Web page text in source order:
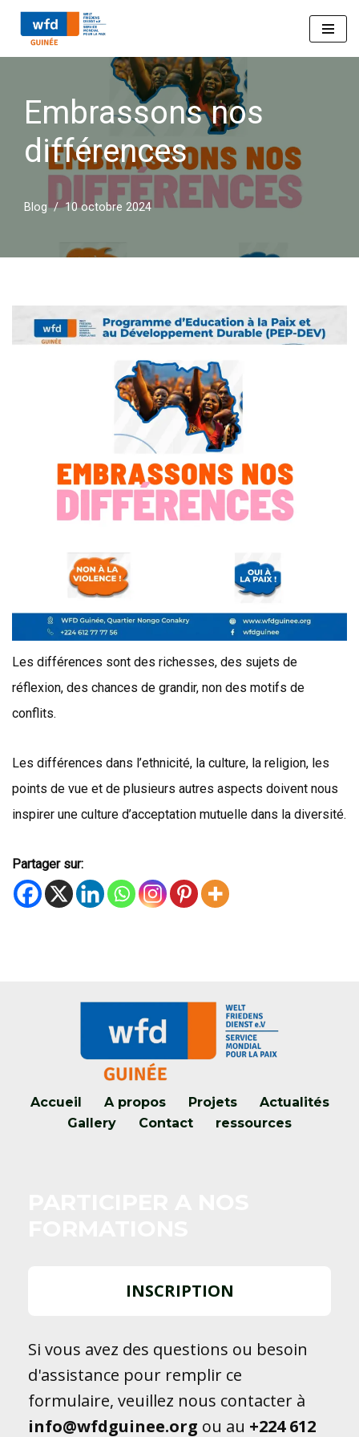
Aller
contenu
Embrassons nos
différences
Blog 10 octobre 2024
Les différences sont des richesses, des sujets de
réflexion, des chances de grandir, non des motifs de
conflits.
Les différences dans l’ethnicité, la culture, la religion, les
points de vue et de plusieurs autres aspects doivent nous
inspirer une culture d’acceptation mutuelle dans la diversité.
Partager sur:
Accueil A propos Projets
Actualités
Gallery
Contact ressources
INSCRIPTION
Si vous avez des questions ou besoin
d'assistance pour remplir ce
formulaire, veuillez nous contacter à
info@wfdguinee.org ou au +224 612